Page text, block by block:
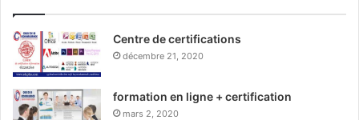
Centre de certifications
décembre 21, 2020
formation en ligne + certification
mars 2, 2020